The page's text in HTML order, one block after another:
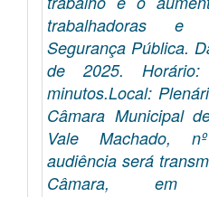
trabalhadoras e
Segurança Pública.
de 2025.
minutos.Local:
Câmara Municipal
Vale Machado,
audiência será
Câmara, em